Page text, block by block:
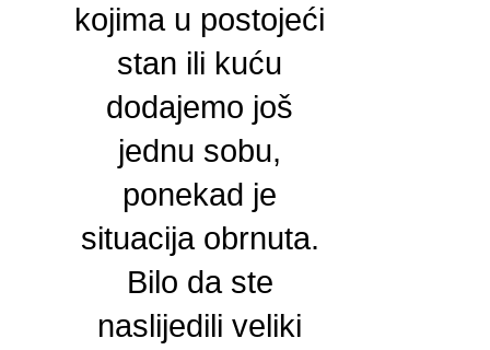
kojima u postojeći
stan ili kuću
dodajemo još
jednu sobu,
ponekad je
situacija obrnuta.
Bilo da ste
naslijedili veliki